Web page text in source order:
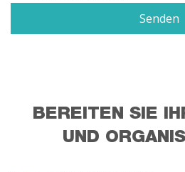
Senden
BEREITEN SIE
UND